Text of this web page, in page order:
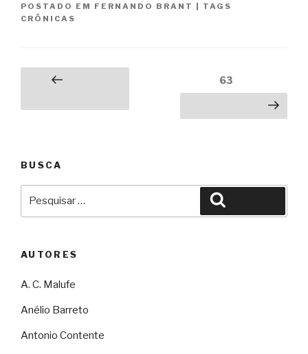
e
POSTADO EM FERNANDO BRANT | TAGS
CRÔNICAS
Paginação
posts
Página
63
Próxima página
BUSCA
AUTORES
A. C. Malufe
Anélio Barreto
Antonio Contente